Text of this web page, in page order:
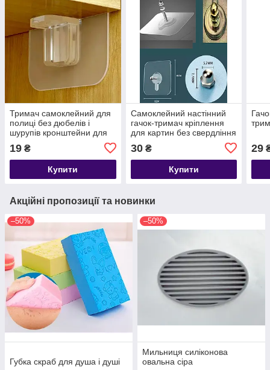
Тримач самоклейний для
полиці без дюбелів і
шурупів кронштейни для
19 ₴
Купити
Самоклейний настінний
гачок-тримач кріплення
для картин без свердління
прозорий регульований 12
мм
30₴
Купити
29
Акційні пропозиції та новинки
–50%
Губка скраб для душа і душі
–50%
Мильниця силіконова
овальна сіра